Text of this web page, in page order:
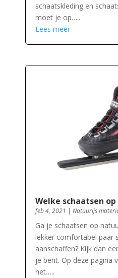
schaatskleding en
moet je op…..
Lees meer
Welke schaatsen
feb 4, 2021 | Natuurijs
Ga je schaatsen op
lekker comfortabel paar
aanschaffen? Kijk dan
je bent. Op deze pagina
het…..